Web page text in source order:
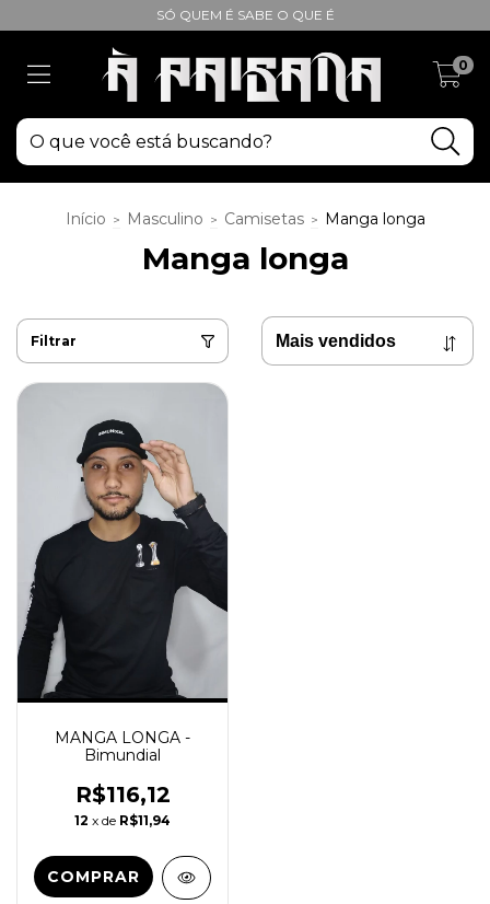
SÓ QUEM É SABE O QUE É
0
Início > Masculino > Camisetas > Manga longa
Manga longa
Filtrar
MANGA LONGA -
Bimundial
R$116,12
12 x de R$11,94
COMPRAR